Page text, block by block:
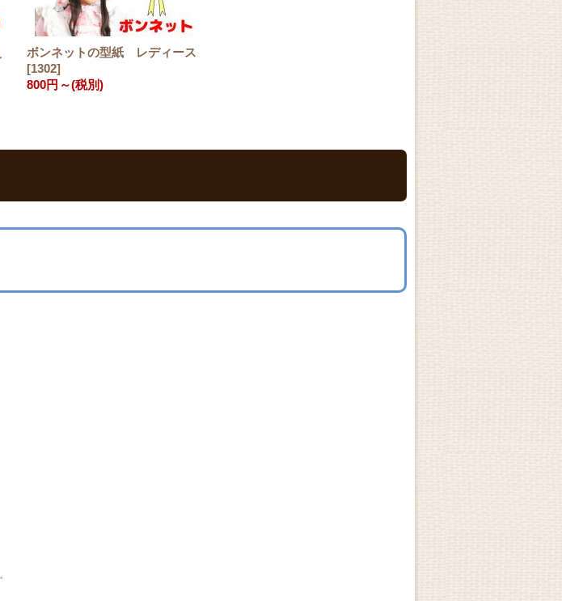
ボンネットの型紙 レディース
[1302]
800円 ～(税別)